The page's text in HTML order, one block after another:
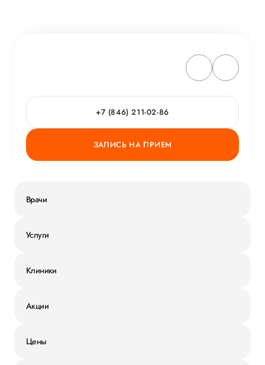
+7 (846) 211-02-86
ЗАПИСЬ НА ПРИЕМ
Врачи
Услуги
Клиники
Акции
Цены